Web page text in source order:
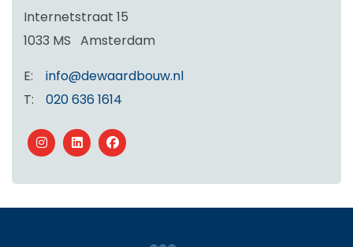
Internetstraat 15
1033 MS Amsterdam
E:
info@dewaardbouw.nl
T:
020 636 1614